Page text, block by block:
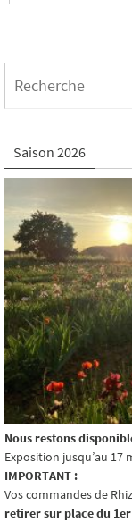
Saison 2026
Nous restons
Exposition jusqu’au 17
IMPORTANT :
Vos commandes de
retirer sur place du